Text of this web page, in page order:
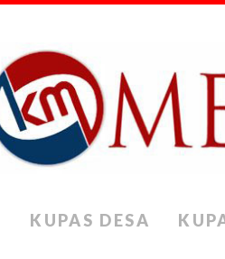
KUPAS DESA